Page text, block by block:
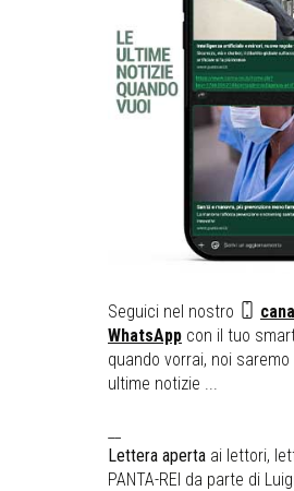
Seguici nel nostro
WhatsApp con il tuo
quando vorrai, noi saremo
ultime notizie ...
Lettera aperta ai lettori,
PANTA-REI da parte di